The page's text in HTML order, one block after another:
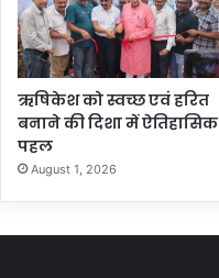
ऋषिकेश को स्वच्छ एवं हरित
बनाने की दिशा में ऐतिहासिक
पहल
August 1, 2026